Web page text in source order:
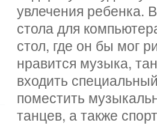
увлечения ребенка.
стола для
стол, где он бы мог
нравится музыка,
входить
поместить
танцев, а также